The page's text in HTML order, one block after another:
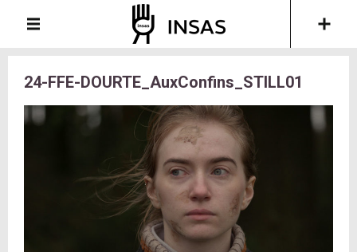
24-FFE-DOURTE_AuxConfins_STILL01